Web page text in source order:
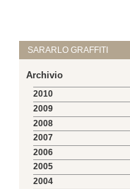
SARARLO GRAFFITI
Archivio
2010
2009
2008
2007
2006
2005
2004